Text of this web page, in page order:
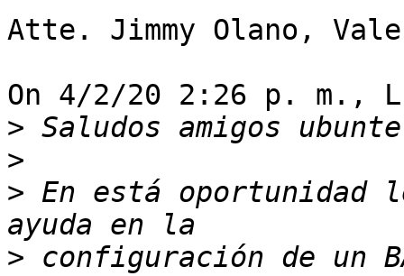
Atte. Jimmy Olano,
On 4/2/20 2:26 p. m.,
>
>
> En está oportunidad
>